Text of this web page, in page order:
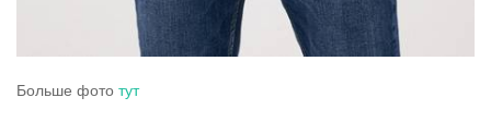
Больше фото тут